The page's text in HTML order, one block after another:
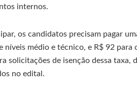
internos.
os candidatos precisam pagar
níveis médio e técnico, e R$ 92
solicitações de isenção dessa
no edital.